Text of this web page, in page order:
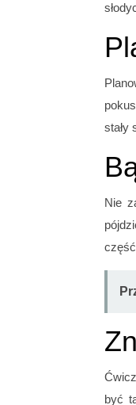
stały
Nie
być